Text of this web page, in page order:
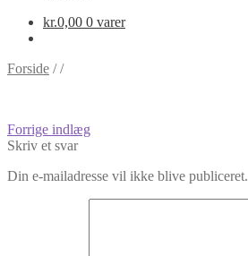
kr.0,00 0 varer
Forside //
Indlægsnavigation
Forrige
indlæg:
Forrige indlæg
Skriv et svar
Din e-mailadresse vil ikke blive publiceret.